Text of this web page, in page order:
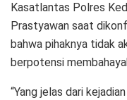
Kasatlantas Polres
Prastyawan saat
bahwa pihaknya tidak
berpotensi
“Yang jelas dari